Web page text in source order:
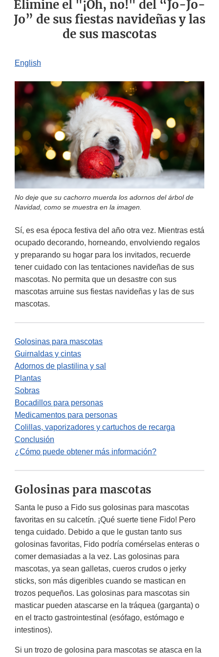
Elimine el "¡Oh, no!" del “Jo-Jo-
Jo” de sus fiestas navideñas y las
de sus mascotas
English
No deje que su cachorro muerda los adornos del árbol de
Navidad, como se muestra en la imagen.
Sí, es esa época festiva del año otra vez. Mientras está
ocupado decorando, horneando, envolviendo regalos
y preparando su hogar para los invitados, recuerde
tener cuidado con las tentaciones navideñas de sus
mascotas. No permita que un desastre con sus
mascotas arruine sus fiestas navideñas y las de sus
mascotas.
Golosinas para mascotas
Guirnaldas y cintas
Adornos de plastilina y sal
Plantas
Sobras
Bocadillos para personas
Medicamentos para personas
Colillas, vaporizadores y cartuchos de recarga
Conclusión
¿Cómo puede obtener más información?
Golosinas para mascotas
Santa le puso a Fido sus golosinas para mascotas
favoritas en su calcetín. ¡Qué suerte tiene Fido! Pero
tenga cuidado. Debido a que le gustan tanto sus
golosinas favoritas, Fido podría comérselas enteras o
comer demasiadas a la vez. Las golosinas para
mascotas, ya sean galletas, cueros crudos o jerky
sticks, son más digeribles cuando se mastican en
trozos pequeños. Las golosinas para mascotas sin
masticar pueden atascarse en la tráquea (garganta) o
en el tracto gastrointestinal (esófago, estómago e
intestinos).
Si un trozo de golosina para mascotas se atasca en la